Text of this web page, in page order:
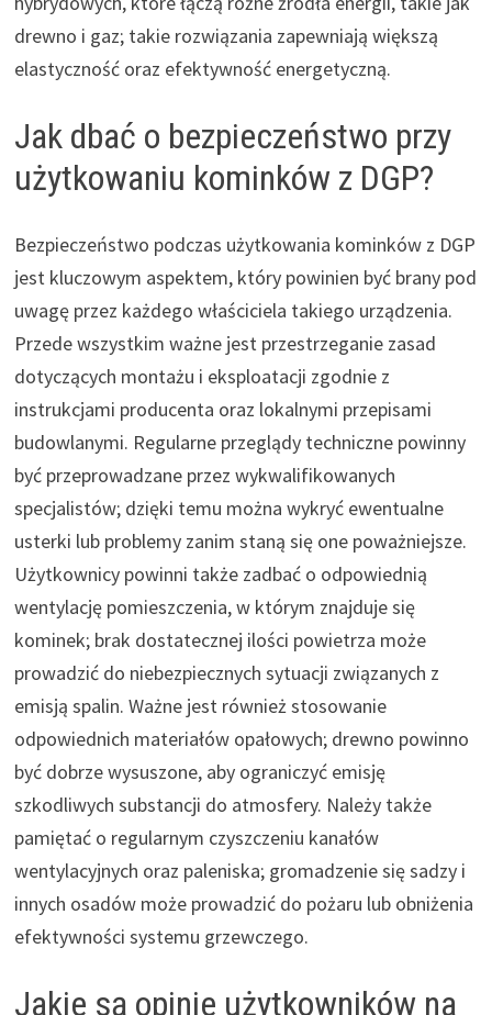
drewno i gaz; takie rozwiązania zapewniają większą
elastyczność oraz efektywność energetyczną.
Jak dbać o bezpieczeństwo przy
użytkowaniu kominków z DGP?
Bezpieczeństwo podczas użytkowania kominków z DGP
jest kluczowym aspektem, który powinien być brany pod
uwagę przez każdego właściciela takiego urządzenia.
Przede wszystkim ważne jest przestrzeganie zasad
dotyczących montażu i eksploatacji zgodnie z
instrukcjami producenta oraz lokalnymi przepisami
budowlanymi. Regularne przeglądy techniczne powinny
być przeprowadzane przez wykwalifikowanych
specjalistów; dzięki temu można wykryć ewentualne
usterki lub problemy zanim staną się one poważniejsze.
Użytkownicy powinni także zadbać o odpowiednią
wentylację pomieszczenia, w którym znajduje się
kominek; brak dostatecznej ilości powietrza może
prowadzić do niebezpiecznych sytuacji związanych z
emisją spalin. Ważne jest również stosowanie
odpowiednich materiałów opałowych; drewno powinno
być dobrze wysuszone, aby ograniczyć emisję
szkodliwych substancji do atmosfery. Należy także
pamiętać o regularnym czyszczeniu kanałów
wentylacyjnych oraz paleniska; gromadzenie się sadzy i
innych osadów może prowadzić do pożaru lub obniżenia
efektywności systemu grzewczego.
Jakie są opinie użytkowników na